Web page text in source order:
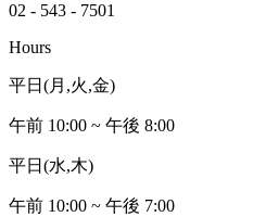
02 - 543 - 7501
Hours
平日(月,火,金)
午前 10:00 ~ 午後 8:00
平日(水,木)
午前 10:00 ~ 午後 7:00